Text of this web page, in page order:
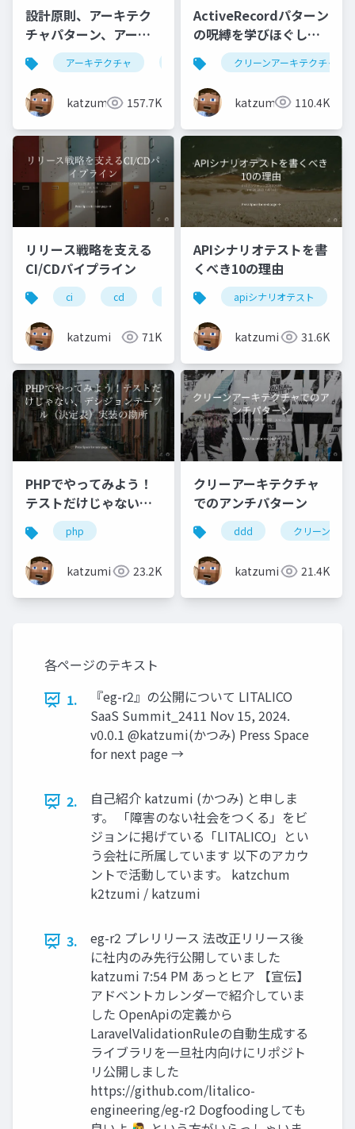
設計原則、アーキテク
チャパターン、アーキ
テクチャスタイルの違
いって何？いつどう向
き合ったらいいの？を
考えてみる
アーキテクチャ 設計原則
katzumi 157.7K
ActiveRecordパターン
の呪縛を学びほぐして
挑むクリーンアーキテ
クチャへの入り口
クリーンアーキテクチャ
katzumi 110.4K
リリース戦略を支える
CI/CDパイプライン
ci cd
katzumi 71K
APIシナリオテストを書
くべき10の理由
apiシナリオテスト
katzumi 31.6K
PHPでやってみよう！
テストだけじゃない、
デシジョンテーブル
（決定表）実装の勘所
php
katzumi 23.2K
クリーアーキテクチャ
でのアンチパターン
ddd クリーンアー
katzumi 21.4K
各ページのテキスト
1.
『eg-r2』の公開について LITALICO
SaaS Summit_2411 Nov 15, 2024.
v0.0.1 @katzumi(かつみ) Press Space
for next page →
2.
自己紹介 katzumi (かつみ) と申しま
す。 「障害のない社会をつくる」をビ
ジョンに掲げている「LITALICO」とい
う会社に所属しています 以下のアカウ
ントで活動しています。 katzchum
k2tzumi / katzumi
3.
eg-r2 プレリリース 法改正リリース後
に社内のみ先行公開していました
katzumi 7:54 PM あっとヒア 【宣伝】
アドベントカレンダーで紹介していま
した OpenApiの定義から
LaravelValidationRuleの自動生成する
ライブラリを一旦社内向けにリポジト
リ公開しました
https://github.com/litalico-
engineering/eg-r2 Dogfoodingしても